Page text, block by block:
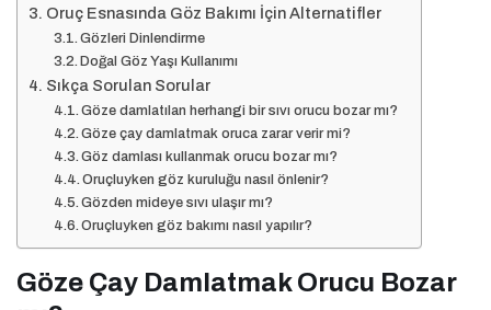
Oruç Esnasında Göz Bakımı İçin Alternatifler
Gözleri Dinlendirme
Doğal Göz Yaşı Kullanımı
Sıkça Sorulan Sorular
Göze damlatılan herhangi bir sıvı orucu bozar mı?
Göze çay damlatmak oruca zarar verir mi?
Göz damlası kullanmak orucu bozar mı?
Oruçluyken göz kuruluğu nasıl önlenir?
Gözden mideye sıvı ulaşır mı?
Oruçluyken göz bakımı nasıl yapılır?
Göze Çay Damlatmak Orucu Bozar